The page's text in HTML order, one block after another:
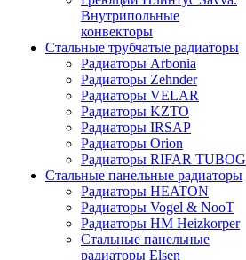
Внутрипольные
конвекторы
Стальные трубчатые радиаторы
Радиаторы Arbonia
Радиаторы Zehnder
Радиаторы VELAR
Радиаторы KZTO
Радиаторы IRSAP
Радиаторы Orion
Радиаторы RIFAR TUBOG
Стальные панельные радиаторы
Радиаторы HEATON
Радиаторы Vogel & NooT
Радиаторы HM Heizkorper
Стальные панельные
радиаторы Elsen